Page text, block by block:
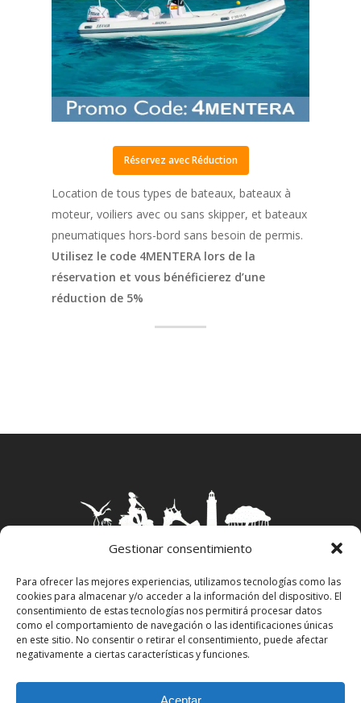
Gestionar consentimiento
Para ofrecer las mejores experiencias, utilizamos tecnologías como las
cookies para almacenar y/o acceder a la información del dispositivo. El
consentimiento de estas tecnologías nos permitirá procesar datos
como el comportamiento de navegación o las identificaciones únicas
en este sitio. No consentir o retirar el consentimiento, puede afectar
negativamente a ciertas características y funciones.
Aceptar
Réservez avec Réduction
Location de tous types de bateaux, bateaux à
moteur, voiliers avec ou sans skipper, et bateaux
pneumatiques hors-bord sans besoin de permis.
Utilisez le code 4MENTERA lors de la
réservation et vous bénéficierez d’une
réduction de 5%
Aviso Legal– Política Privacidad–Política
Cookies–Propiedad Intelectual